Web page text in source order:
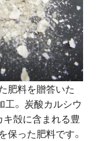
肥料を贈答いた
工。 炭酸カルシウ
キ殻に含まれる豊
った肥料です。